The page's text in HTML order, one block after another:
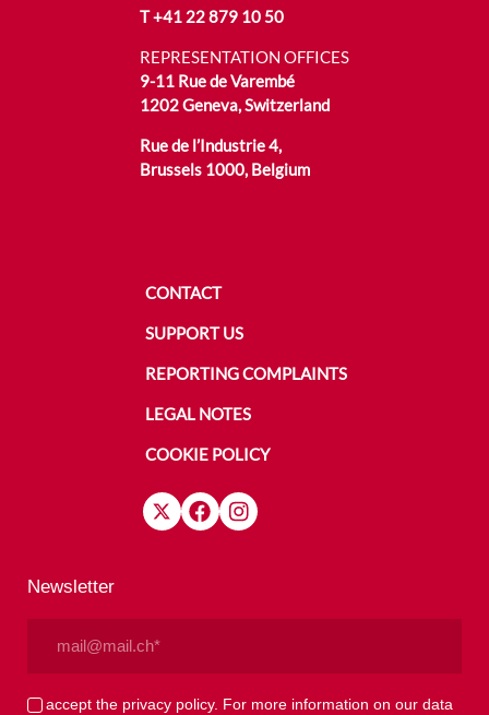
T+41 22 879 10 50
REPRESENTATION OFFICES
9-11 Rue de Varembé
1202 Geneva, Switzerland
Rue de l’Industrie 4,
Brussels 1000, Belgium
CONTACT
SUPPORT US
REPORTING COMPLAINTS
LEGAL NOTES
COOKIE POLICY
Newsletter
Privacy
I accept the privacy policy. For more information on our data